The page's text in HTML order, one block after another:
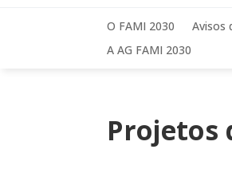
O FAMI 2030 Avisos
A AG FAMI 2030
Projetos